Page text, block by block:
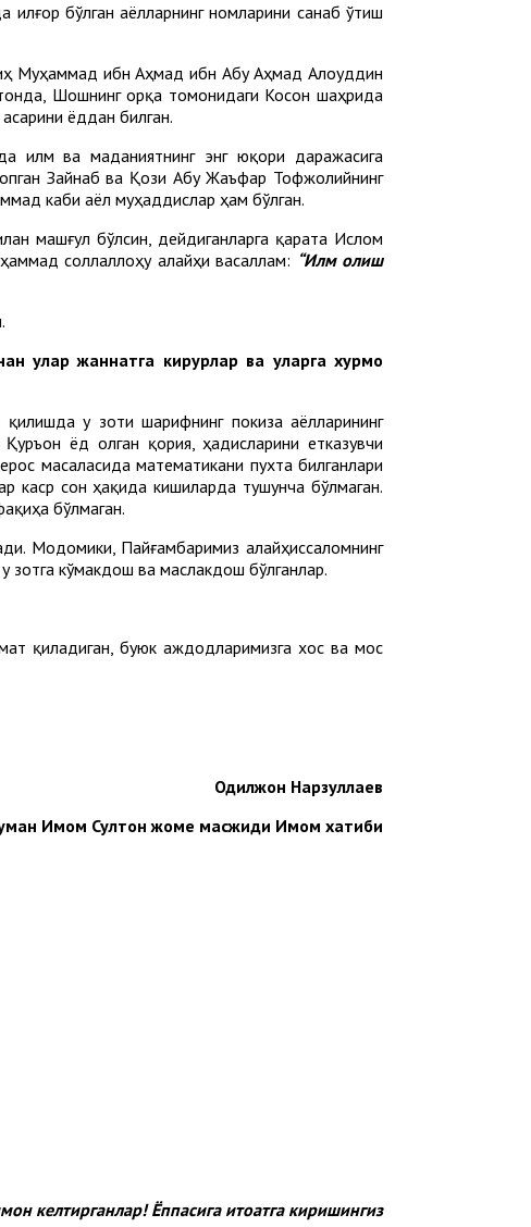
бўлган аёлларнинг номларини санаб ўтиш
Муҳаммад ибн Аҳмад ибн Абу Аҳмад Алоуддин
Шошнинг орқа томонидаги Косон шаҳрида
ёддан билган.
илм ва маданиятнинг энг юқори даражасига
Зайнаб ва Қози Абу Жаъфар Тоф­жолийнинг
каби аёл муҳаддислар ҳам бўлган.
машғул бўлсин, дейдиганларга қарата Ислом
соллаллоҳу алайҳи васаллам: “Илм олиш
улар жаннатга кирурлар ва уларга хур­мо
у зоти шарифнинг покиза аёлларининг
ёд олган қория, ҳадисларини етказувчи
масаласида математикани пухта билганлари
каср сон ҳақида кишиларда тушунча бўлмаган.
бўлмаган.
Модомики, Пайғамбаримиз алайҳиссаломнинг
зотга кўмакдош ва маслакдош бўлганлар.
қиладиган, буюк аждодларимизга хос ва мос
Одилжон Нарзуллаев
Имом Султон жоме масжиди Имом хатиби
келтирганлар! Ёппасига итоатга киришингиз